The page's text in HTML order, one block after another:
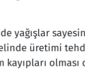
yağışlar
üretimi
kayıpları